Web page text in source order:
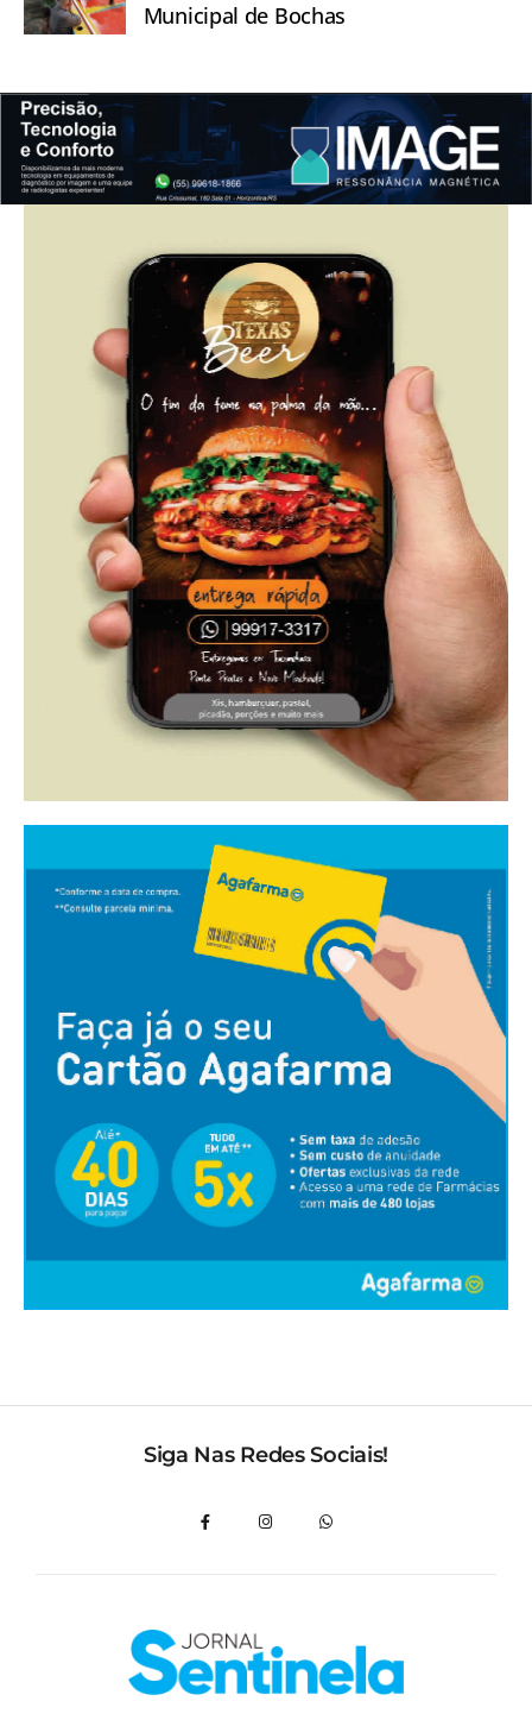
Municipal de Bochas
Siga Nas Redes Sociais!